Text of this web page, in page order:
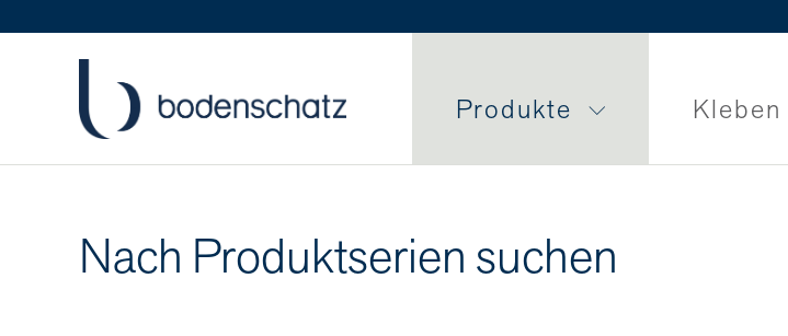
Produkte
Nach Produktserien suchen